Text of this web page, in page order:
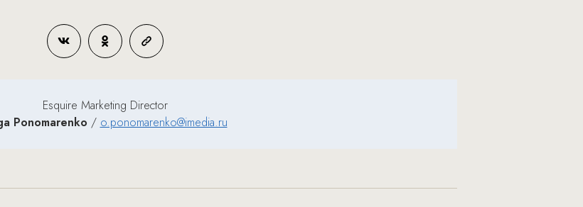
Esquire Marketing Director
Ponomarenko / o.ponomarenko@imedia.ru